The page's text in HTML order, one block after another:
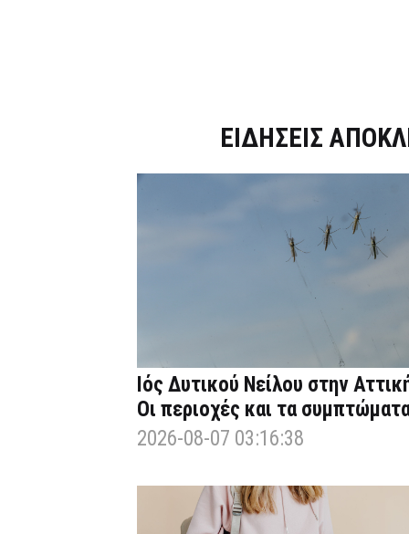
ΕΙΔΗΣΕΙΣ
Ιός Δυτικού Νείλου στην
Οι περιοχές και τα
2026-08-07 03:16:38